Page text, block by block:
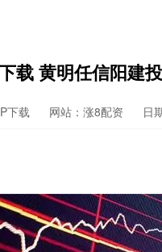
载 黄明任信阳建
下载 网站：涨8配资 日